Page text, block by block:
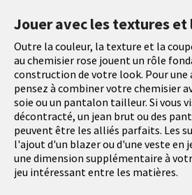
Jouer avec les textures et
Outre la couleur, la texture et la
au chemisier rose jouent un rôle
construction de votre look. Pour une
pensez à combiner votre chemisier
soie ou un pantalon tailleur. Si vous
décontracté, un jean brut ou des
peuvent être les alliés parfaits. Les
l'ajout d'un blazer ou d'une veste en
une dimension supplémentaire à
jeu intéressant entre les matières.